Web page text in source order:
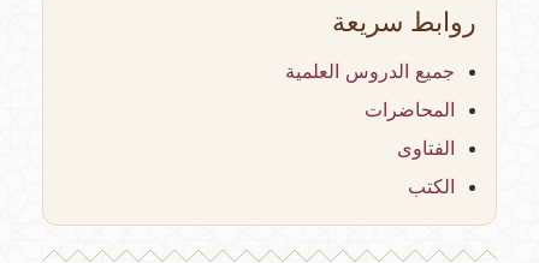
روابط سريعة
جميع الدروس العلمية
المحاضرات
الفتاوى
الكتب